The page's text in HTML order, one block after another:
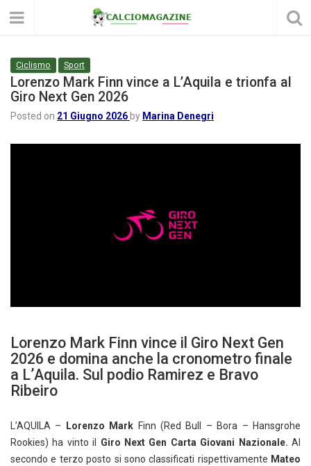
Ciclismo Sport
Lorenzo Mark Finn vince a L’Aquila e trionfa al
Giro Next Gen 2026
Posted on 21 Giugno 2026 by Marina Denegri
Lorenzo Mark Finn vince il Giro Next Gen
2026 e domina anche la cronometro finale
a L’Aquila. Sul podio Ramirez e Bravo
Ribeiro
L’AQUILA – Lorenzo Mark Finn (Red Bull – Bora – Hansgrohe
Rookies) ha vinto il Giro Next Gen Carta Giovani Nazionale. Al
secondo e terzo posto si sono classificati rispettivamente Mateo